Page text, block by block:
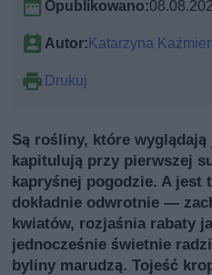
Opublikowano:
Autor:Katarzyna
Drukuj
Są rośliny, które
kapitulują przy pierwszej
kapryśnej pogodzie. A jest
dokładnie odwrotnie —
kwiatów, rozjaśnia rabaty
jednocześnie świetnie
byliny marudzą. Tojeść